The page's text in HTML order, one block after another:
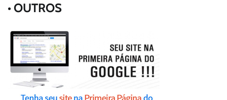
• OUTROS